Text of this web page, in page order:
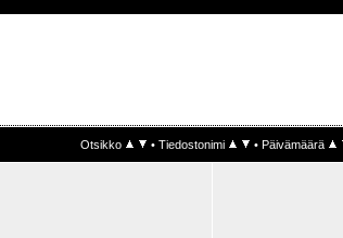
Otsikko • Tiedostonimi • Päivämäärä